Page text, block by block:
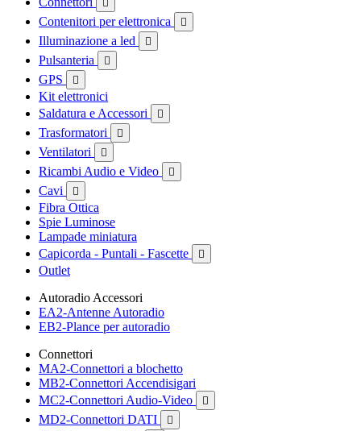

Contenitori per elettronica 
Illuminazione a led 
Pulsanteria 
GPS 
Kit elettronici
Saldatura e Accessori

Trasformatori 
Ventilatori 
Ricambi Audio e Video 
Cavi 
Fibra Ottica
Spie Luminose
Lampade miniatura
Capicorda - Puntali - Fascette

Outlet
Autoradio Accessori
EA2-Antenne Autoradio
EB2-Plance per autoradio
Connettori
MA2-Connettori a blochetto
MB2-Connettori Accendisigari
MC2-Connettori Audio-Video

MD2-Connettori DATI 